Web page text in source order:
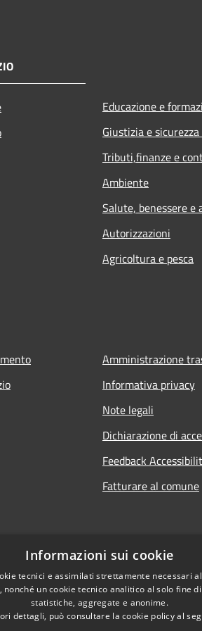
Educazione e
Giustizia e
Tributi,finanze e
Ambiente
Salute, benessere e
Autorizzazioni
Agricoltura e pesca
Amministrazione
Informativa privacy
Note legali
Dichiarazione di
Feedback
Fatturare al comune
Informazioni sui cookie
tecnici e assimilati strettamente necessari
nonché un cookie tecnico analitico al solo fine
statistiche, aggregate e anonime.
dettagli, può consultare la cookie policy al